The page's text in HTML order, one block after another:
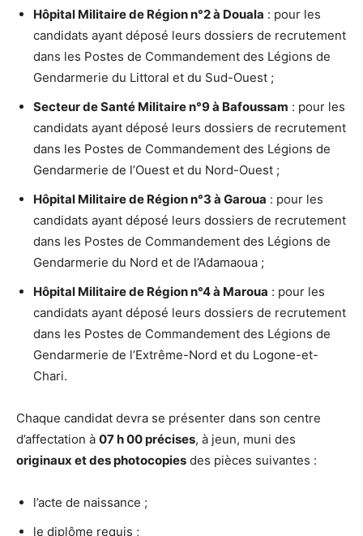
Hôpital Militaire de Région n°2 à Douala : pour les
candidats ayant déposé leurs dossiers de recrutement
dans les Postes de Commandement des Légions de
Gendarmerie du Littoral et du Sud-Ouest ;
Secteur de Santé Militaire n°9 à Bafoussam : pour les
candidats ayant déposé leurs dossiers de recrutement
dans les Postes de Commandement des Légions de
Gendarmerie de l’Ouest et du Nord-Ouest ;
Hôpital Militaire de Région n°3 à Garoua : pour les
candidats ayant déposé leurs dossiers de recrutement
dans les Postes de Commandement des Légions de
Gendarmerie du Nord et de l’Adamaoua ;
Hôpital Militaire de Région n°4 à Maroua : pour les
candidats ayant déposé leurs dossiers de recrutement
dans les Postes de Commandement des Légions de
Gendarmerie de l’Extrême-Nord et du Logone-et-
Chari.
Chaque candidat devra se présenter dans son centre
d’affectation à 07 h 00 précises, à jeun, muni des
originaux et des photocopies des pièces suivantes :
l’acte de naissance ;
le diplôme requis ;